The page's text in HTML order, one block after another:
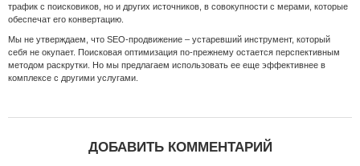
трафик с поисковиков, но и других источников, в совокупности с мерами, которые
обеспечат его конвертацию.
Мы не утверждаем, что SEO-продвижение – устаревший инструмент, который
себя не окупает. Поисковая оптимизация по-прежнему остается перспективным
методом раскрутки. Но мы предлагаем использовать ее еще эффективнее в
комплексе с другими услугами.
ДОБАВИТЬ КОММЕНТАРИЙ